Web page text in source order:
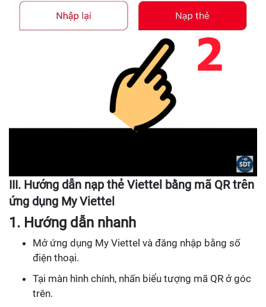
III. Hướng dẫn nạp thẻ Viettel bằng mã QR trên
ứng dụng My Viettel
1. Hướng dẫn nhanh
Mở ứng dụng My Viettel và đăng nhập bằng số
điện thoại.
Tại màn hình chính, nhấn biểu tượng mã QR ở góc
trên.